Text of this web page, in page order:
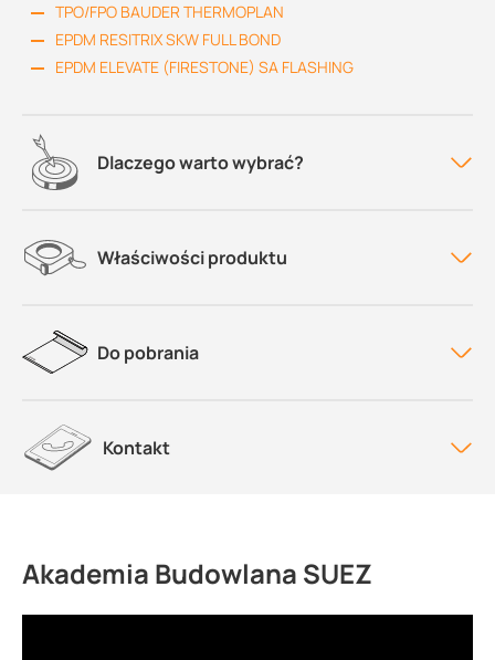
TPO/FPO BAUDER THERMOPLAN
EPDM RESITRIX SKW FULL BOND
EPDM ELEVATE (FIRESTONE) SA FLASHING
Dlaczego warto wybrać?
Właściwości produktu
Do pobrania
Kontakt
Akademia Budowlana SUEZ